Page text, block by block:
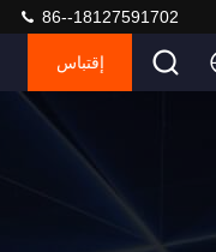
86--18127591702
إقتباس